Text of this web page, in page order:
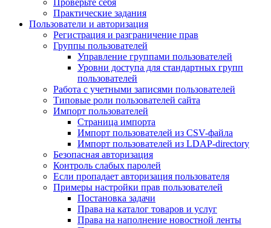
Проверьте себя
Практические задания
Пользователи и авторизация
Регистрация и разграничение прав
Группы пользователей
Управление группами пользователей
Уровни доступа для стандартных групп
пользователей
Работа с учетными записями пользователей
Типовые роли пользователей сайта
Импорт пользователей
Страница импорта
Импорт пользователей из CSV-файла
Импорт пользователей из LDAP-directory
Безопасная авторизация
Контроль слабых паролей
Если пропадает авторизация пользователя
Примеры настройки прав пользователей
Постановка задачи
Права на каталог товаров и услуг
Права на наполнение новостной ленты